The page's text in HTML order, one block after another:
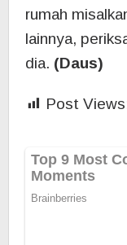
rumah
lainnya,
dia. (Daus)
Post